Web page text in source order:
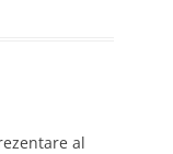
al